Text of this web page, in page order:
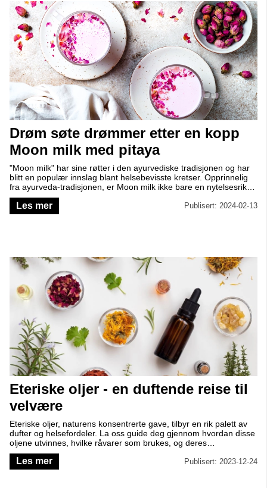
Drøm søte drømmer etter en kopp
Moon milk med pitaya
"Moon milk" har sine røtter i den ayurvediske tradisjonen og har
blitt en populær innslag blant helsebevisste kretser. Opprinnelig
fra ayurveda-tradisjonen, er Moon milk ikke bare en nytelsesrik
drikke, men også en hjelpende hånd for en god natts søvn. Les
mer om historien bak denne ayurvediske drikken og la deg
inspirere av vår delikate oppskrift på Moon Milk med pitaya, slik at
Les mer Publisert: 2024-02-13
Eteriske oljer - en duftende reise til
velvære
Eteriske oljer, naturens konsentrerte gave, tilbyr en rik palett av
dufter og helsefordeler. La oss guide deg gjennom hvordan disse
oljene utvinnes, hvilke råvarer som brukes, og deres
bruksområder.
Les mer Publisert: 2023-12-24